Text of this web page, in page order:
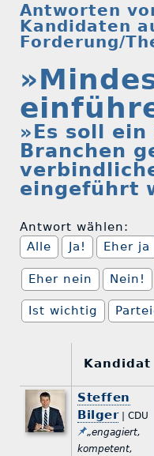
Antworten
Kandidaten
Forderung/
»Es soll
Branchen
eingeführt
Antwort wählen:
Alle
Ja! Eher ja
Eher nein Nein!
Ist wichtig
Kandidat
Steffen
Bilger| CDU
„engagiert,
kompetent,